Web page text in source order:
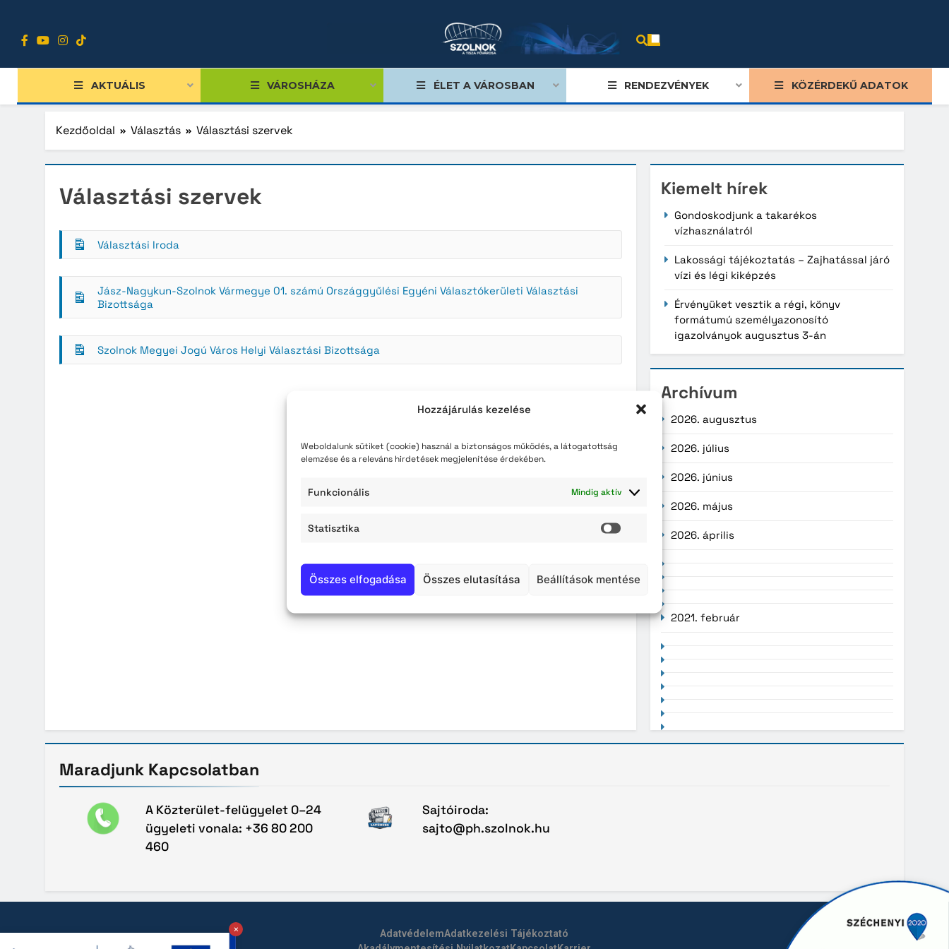
Hozzájárulás kezelése
Weboldalunk sütiket (cookie) használ a biztonságos működés, a látogatottság
elemzése és a releváns hirdetések megjelenítése érdekében.
Funkcionális Mindig aktív
Statisztika
Statisztika
Összes elfogadása Összes elutasítása Beállítások mentése
tartalomra
AKTUÁLIS VÁROSHÁZA
Nemzetiségi önkormányzatok
Közbeszerzés
ÉLET A VÁROSBAN RENDEZVÉNYEK KÖZÉRDEKŰ ADATOK
Kezdőoldal Választás Választási szervek
Választási szervek
Választási Iroda
Jász-Nagykun-Szolnok Vármegye 01. számú Országgyűlési Egyéni Választókerületi Választási
Bizottsága
Szolnok Megyei Jogú Város Helyi Választási Bizottsága
Kiemelt hírek
Gondoskodjunk a takarékos
vízhasználatról
Lakossági tájékoztatás – Zajhatással járó
vízi és légi kiképzés
Érvényüket vesztik a régi, könyv
formátumú személyazonosító
igazolványok augusztus 3-án
Archívum
2026. augusztus
2026. július
2026. június
2026. május
2026. április
2021. február
Maradjunk Kapcsolatban
A Közterület-felügyelet 0–24
ügyeleti vonala: +36 80 200
460
Sajtóiroda:
sajto@ph.szolnok.hu
AdatvédelemAdatkezelési Tájékoztató
×